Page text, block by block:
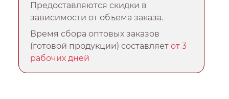
Предоставляются скидки в
зависимости от объема заказа.
Время сбора оптовых заказов
(готовой продукции) составляетот 3
рабочих дней